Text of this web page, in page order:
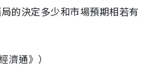
的決定多少和市場預期相若有
濟通》）